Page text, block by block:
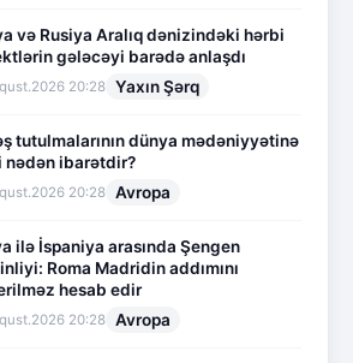
və Rusiya Aralıq dənizindəki hərbi
gələcəyi barədə anlaşdı
20:28 Yaxın Şərq
tutulmalarının dünya mədəniyyətinə
nədən ibarətdir?
20:28 Avropa
ilə İspaniya arasında Şengen
Roma Madridin addımını
hesab edir
20:28 Avropa